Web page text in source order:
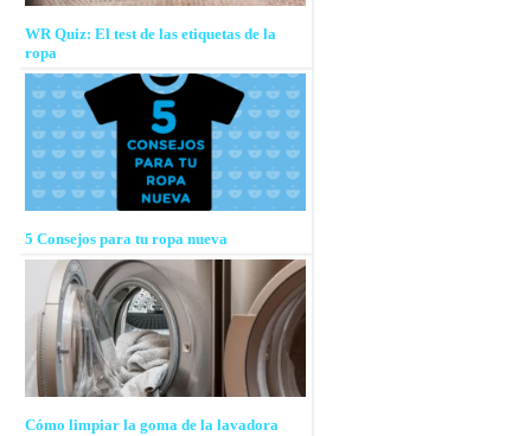
WR Quiz: El test de las etiquetas de la
ropa
5 Consejos para tu ropa nueva
Cómo limpiar la goma de la lavadora